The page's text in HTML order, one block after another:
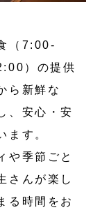
（7:00-
）の提供
ら新鮮な
、安心・安
ます。
や季節ごと
さんが楽し
る時間をお